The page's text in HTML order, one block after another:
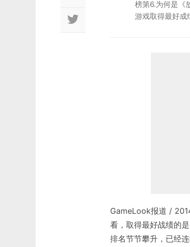
榜第6.为何是《
游戏取得最好成
GameLook报道 /
看，取得最好战绩的
排名节节攀升，已经